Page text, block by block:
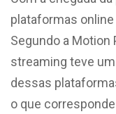
plataformas
Segundo a
streaming teve
dessas
o que